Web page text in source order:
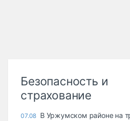
Безопасность и
страхование
07.08 В Уржумском районе на